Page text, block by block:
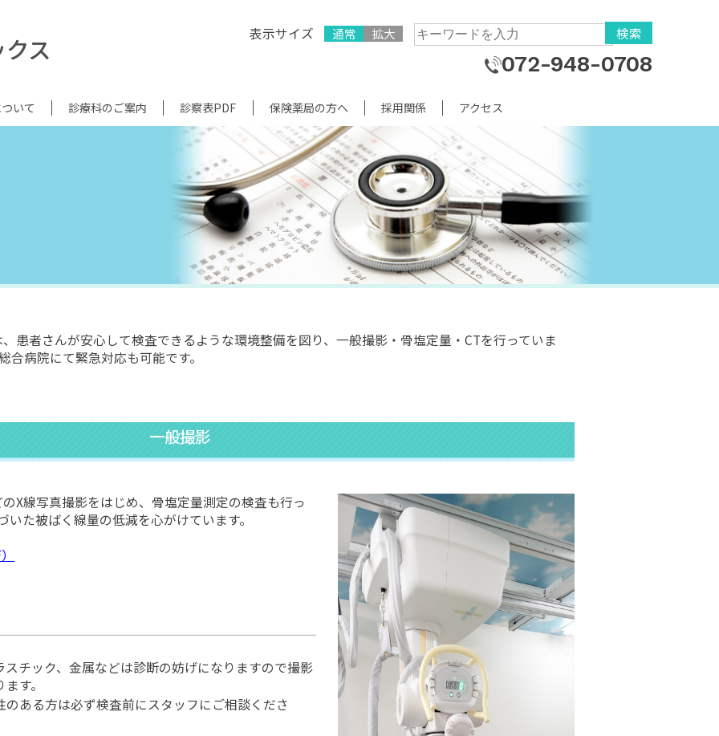
ス 表示サイズ 通常 拡大 検索
072-948-0708
いて 診療科のご案内 診察表PDF 保険薬局の方へ 採用関係 アクセス
患者さんが安心して検査できるような環境整備を図り、一般撮影・骨塩定量・CTを行っていま
病院にて緊急対応も可能です。
一般撮影
X線写真撮影をはじめ、骨塩定量測定の検査も行っ
た被ばく線量の低減を心がけています。
チック、金属などは診断の妨げになりますので撮影
す。
ある方は必ず検査前にスタッフにご相談くださ